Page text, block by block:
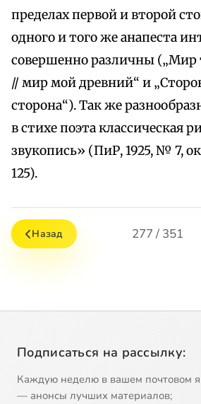
пределах первой и второй
одного и того же анапеста
совершенно различны („Мир
// мир мой древний“ и
сторона“). Так же
в стихе поэта классическая
звукопись» (ПиР, 1925, № 7,
125).
Назад 277 / 351
Подписаться на рассылку:
Каждую неделю в вашем почтовом
— анонсы лучших материалов;